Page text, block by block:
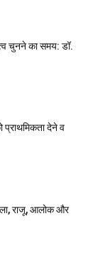
चुनने का समय: डॉ.
प्राथमिकता देने व
राजू, आलोक और